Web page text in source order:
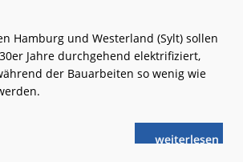
Hamburg und Westerland (Sylt) sollen
Jahre durchgehend elektrifiziert,
der Bauarbeiten so wenig wie
weiterlese
nMarschbahn: